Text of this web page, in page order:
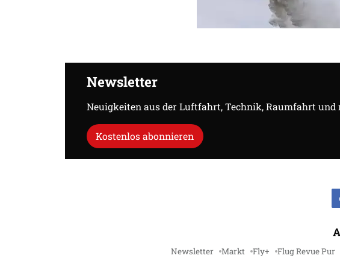
Newsletter
Neuigkeiten aus der Luftfahrt, Technik, Raumfahrt
Kostenlos abonnieren
Newsletter Markt Fly+ Flug Revue Pur